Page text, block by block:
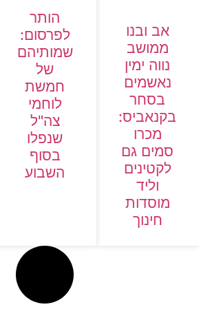
אב ובנו
ממושב
נווה ימין
נאשמים
בסחר
בקנאביס:
מכרו
סמים גם
לקטינים
וליד
מוסדות
חינוך
הותר
לפרסום:
שמותיהם
של
חמשת
לוחמי
צה"ל
שנפלו
בסוף
השבוע